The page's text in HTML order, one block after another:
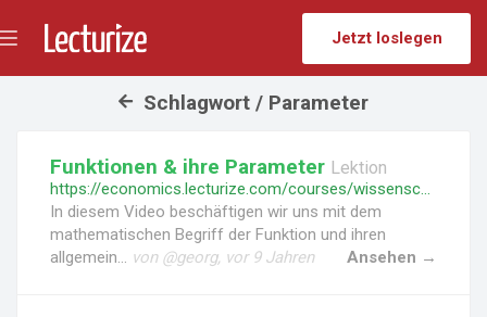
Jetzt loslegen
Schlagwort / Parameter
Funktionen & ihre Parameter Lektion
https://economics.lecturize.com/courses/wissenschaftliche-grundlagen/lessons/funktionen-und-ihre-parameter
In diesem Video beschäftigen wir uns mit dem
mathematischen Begriff der Funktion und ihren
allgemein... von @georg, vor 9 Jahren Ansehen →